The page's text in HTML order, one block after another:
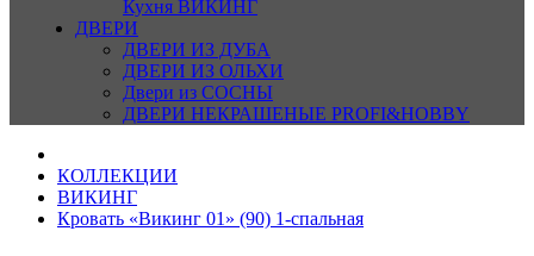
Кухня ВИКИНГ
ДВЕРИ
ДВЕРИ ИЗ ДУБА
ДВЕРИ ИЗ ОЛЬХИ
Двери из СОСНЫ
ДВЕРИ НЕКРАШЕНЫЕ PROFI&HOBBY
КОЛЛЕКЦИИ
ВИКИНГ
Кровать «Викинг 01» (90) 1-спальная